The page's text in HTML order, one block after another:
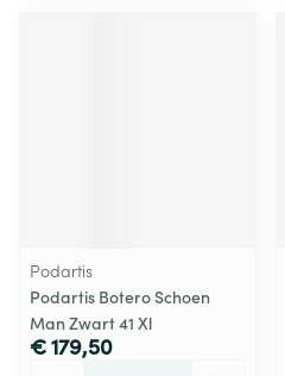
Podartis
Podartis Botero Schoen
Man Zwart 41 Xl
€ 179,50